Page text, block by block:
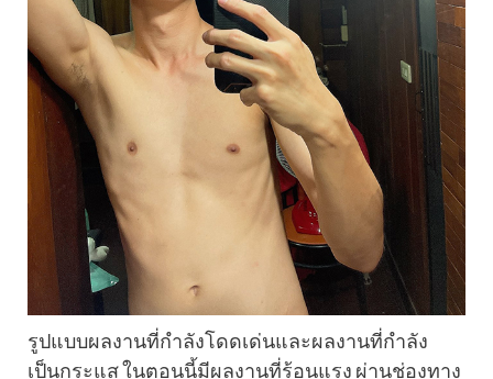
รูปแบบผลงานที่กำลังโดดเด่นและผลงานที่กำลัง
เป็นกระแส ในตอนนี้มีผลงานที่ร้อนแรง ผ่านช่องทาง